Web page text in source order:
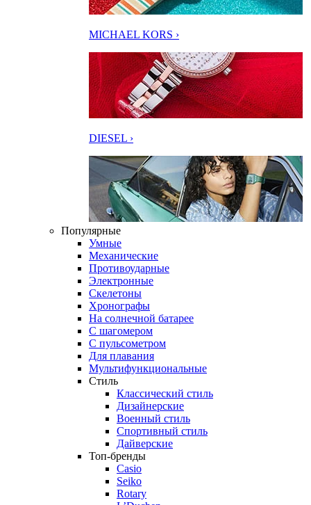
MICHAEL KORS ›
DIESEL ›
Популярные
Умные
Механические
Противоударные
Электронные
Скелетоны
Хронографы
На солнечной батарее
С шагомером
С пульсометром
Для плавания
Мультифункциональные
Стиль
Классический стиль
Дизайнерские
Военный стиль
Спортивный стиль
Дайверские
Топ-бренды
Casio
Seiko
Rotary